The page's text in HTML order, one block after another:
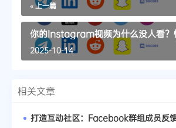
« 上一篇
你的Instagram视频为什么没人看？
来了！
2025-10-14
相关文章
打造互动社区：Facebook群组成员反